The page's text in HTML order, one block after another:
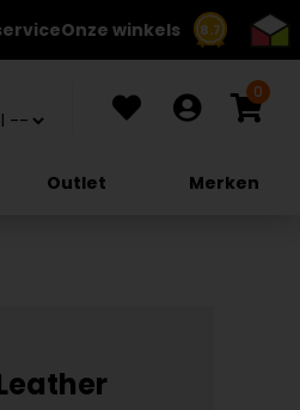
8.7
Onze winkels
0
Outlet Merken